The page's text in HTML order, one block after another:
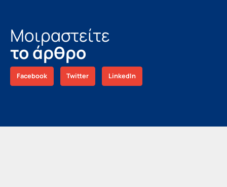
Μοιραστείτε
το άρθρο
Facebook Twitter LinkedIn